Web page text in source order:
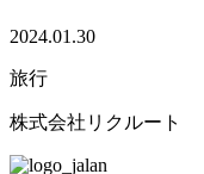
2024.01.30
旅行
株式会社リクルート